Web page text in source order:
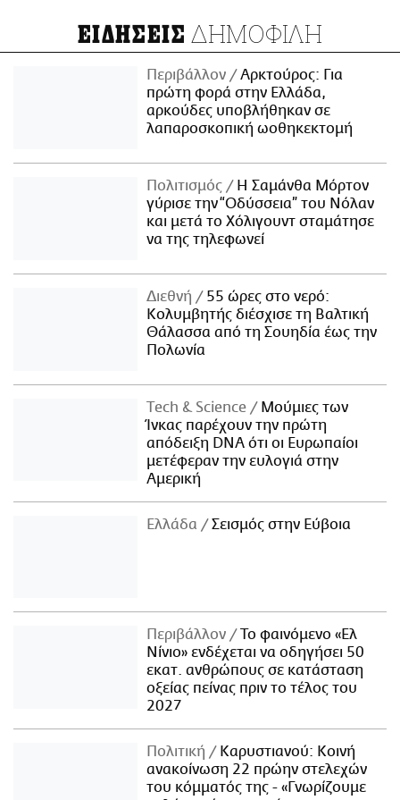
ΕΙΔΗΣΕΙΣ ΔΗΜΟΦΙΛΗ
Περιβάλλον
Αρκτούρος: Για
πρώτη φορά στην Ελλάδα,
αρκούδες υποβλήθηκαν σε
λαπαροσκοπική ωοθηκεκτομή
Πολιτισμός
Η Σαμάνθα Μόρτον
γύρισε την “Οδύσσεια” του Νόλαν
και μετά το Χόλιγουντ σταμάτησε
να της τηλεφωνεί
Διεθνή
55 ώρες στο νερό:
Κολυμβητής διέσχισε τη Βαλτική
Θάλασσα από τη Σουηδία έως την
Πολωνία
Τech & Science
Μούμιες των
Ίνκας παρέχουν την πρώτη
απόδειξη DNA ότι οι Ευρωπαίοι
μετέφεραν την ευλογιά στην
Αμερική
Ελλάδα Σεισμός στην Εύβοια
Περιβάλλον
Το φαινόμενο «Ελ
Νίνιο» ενδέχεται να οδηγήσει 50
εκατ. ανθρώπους σε κατάσταση
οξείας πείνας πριν το τέλος του
2027
Πολιτική
Καρυστιανού: Κοινή
ανακοίνωση 22 πρώην στελεχών
του κόμματός της - «Γνωρίζουμε